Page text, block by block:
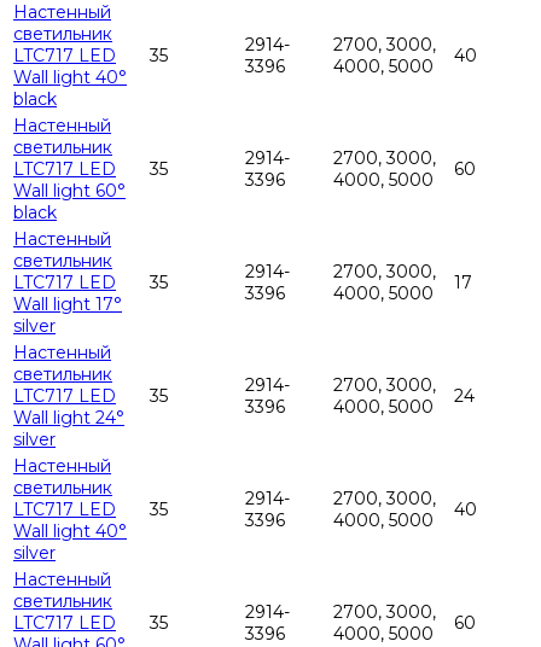
Настенный
светильник
LTC717 LED
Wall light 40°
black
35
2914-
3396
2700, 3000,
4000, 5000
40
Настенный
светильник
LTC717 LED
Wall light 60°
black
35
2914-
3396
2700, 3000,
4000, 5000
60
Настенный
светильник
LTC717 LED
Wall light 17°
silver
35
2914-
3396
2700, 3000,
4000, 5000
17
Настенный
светильник
LTC717 LED
Wall light 24°
silver
35
2914-
3396
2700, 3000,
4000, 5000
24
Настенный
светильник
LTC717 LED
Wall light 40°
silver
35
2914-
3396
2700, 3000,
4000, 5000
40
Настенный
светильник
LTC717 LED
35
2914-
3396
2700, 3000,
4000, 5000
60